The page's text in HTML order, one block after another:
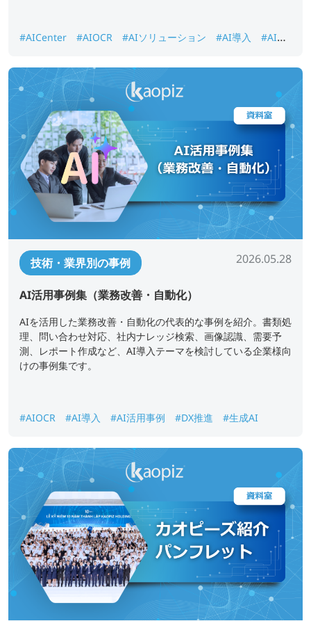
#AICenter #AIOCR #AIソリューション #AI導入
#AI画
技術・業界別の事例 2026.05.28
AI活用事例集（業務改善・自動化）
AIを活用した業務改善・自動化の代表的な事例を紹介。書類処
理、問い合わせ対応、社内ナレッジ検索、画像認識、需要予
測、レポート作成など、AI導入テーマを検討している企業様向
けの事例集です。
#AIOCR #AI導入 #AI活用事例 #DX推進 #生成AI